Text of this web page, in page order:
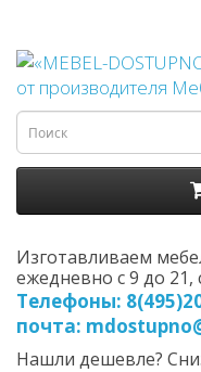
Изготавливаем
ежедневно с 9 до 21,
Телефоны:
почта:
Нашли дешевле?